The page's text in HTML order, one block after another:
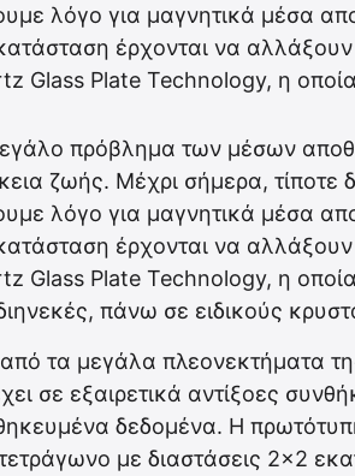
λόγο για μαγνητικά μέσα
έρχονται να
Glass Plate Technology, η
πρόβλημα των μέσων
ζωής. Μέχρι σήμερα, τίποτε
λόγο για μαγνητικά μέσα
έρχονται να
Glass Plate Technology, η
πάνω σε ειδικούς
τα μεγάλα πλεονεκτήματα
σε εξαιρετικά αντίξοες
δεδομένα. Η
με διαστάσεις 2×2